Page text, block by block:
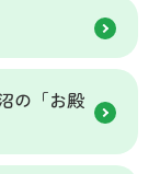
の「お殿